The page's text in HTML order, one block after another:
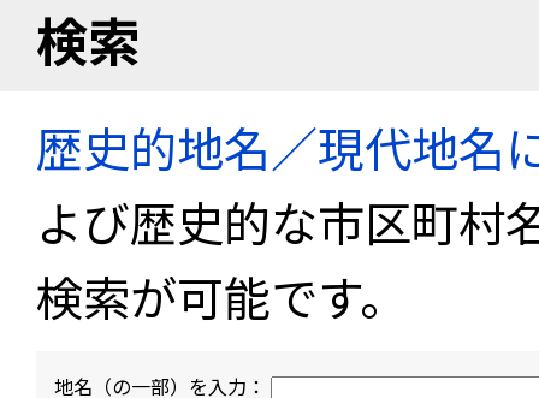
検索
歴史的地名／現代地名
よび歴史的な市区町村
検索が可能です。
地名（の一部）を入力：